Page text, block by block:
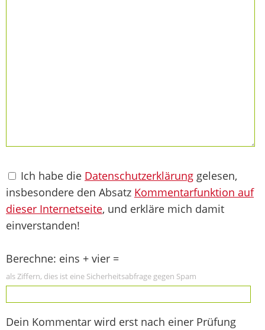
Ich habe die Datenschutzerklärung gelesen,
insbesondere den Absatz Kommentarfunktion auf
dieser Internetseite, und erkläre mich damit
einverstanden!
Berechne: eins + vier =
als Ziffern, dies ist eine Sicherheitsabfrage gegen Spam
Dein Kommentar wird erst nach einer Prüfung